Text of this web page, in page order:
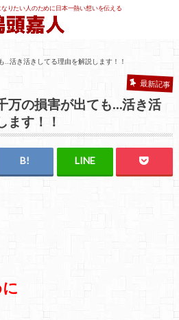
りたい人のために日本一熱い想いを伝える
活き活きしてる理由を解説します！！
最新記事
万の損害が出ても…活き活
ます！！